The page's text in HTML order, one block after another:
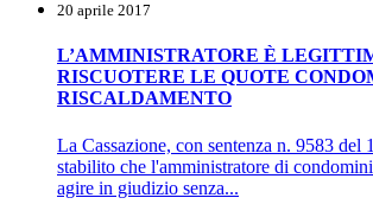
20 aprile 2017
L’AMMINISTRATORE È
RISCUOTERE LE QUOTE
RISCALDAMENTO
La Cassazione, con sentenza n. 9583 del
stabilito che l'amministratore di
agire in giudizio senza...